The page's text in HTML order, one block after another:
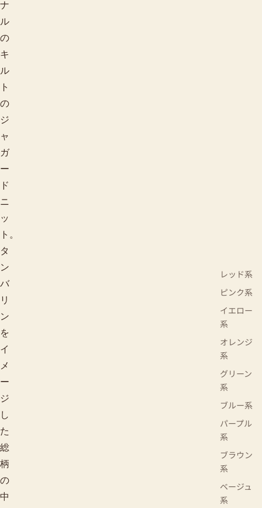
レッド系
ピンク系
イエロー
系
オレンジ
系
グリーン
系
ブルー系
パープル
系
ブラウン
系
ベージュ
系
ナ
ル
の
キ
ル
ト
の
ジ
ャ
ガ
ー
ド
ニ
ッ
ト。
タ
ン
バ
リ
ン
を
イ
メ
ー
ジ
し
た
総
柄
の
中